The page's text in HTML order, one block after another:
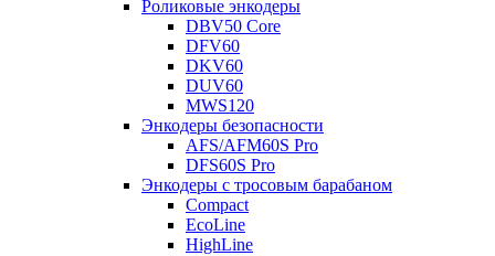
Роликовые энкодеры
DBV50 Core
DFV60
DKV60
DUV60
MWS120
Энкодеры безопасности
AFS/AFM60S Pro
DFS60S Pro
Энкодеры с тросовым барабаном
Compact
EcoLine
HighLine